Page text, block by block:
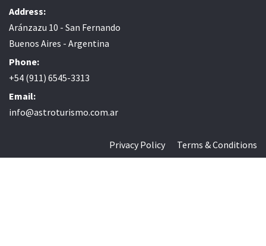
Address:
Aránzazu 10 - San Fernando
Buenos Aires - Argentina
Phone:
+54 (911) 6545-3313
Email:
info@astroturismo.com.ar
Privacy Policy Terms & Conditions